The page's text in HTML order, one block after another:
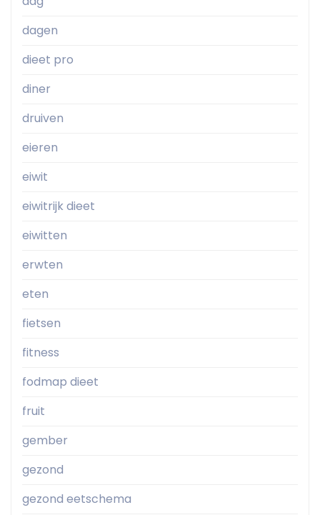
dagen
dieet pro
diner
druiven
eieren
eiwit
eiwitrijk dieet
eiwitten
erwten
eten
fietsen
fitness
fodmap dieet
fruit
gember
gezond
gezond eetschema